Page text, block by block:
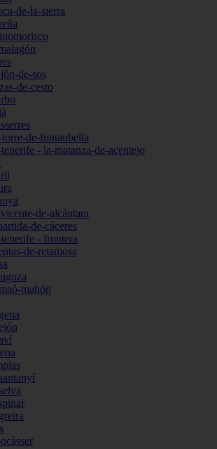
de-la-sierra
de-sos
de-cesto
de-fontaubella
- la-matanza-de-acentejo
de-alcántara
de-cáceres
- frontera
de-retamosa
mahón